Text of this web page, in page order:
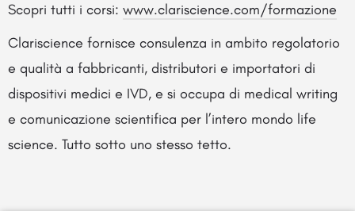
Scopri tutti i corsi: www.clariscience.com/formazione
Clariscience fornisce consulenza in ambito regolatorio
e qualità a fabbricanti, distributori e importatori di
dispositivi medici e IVD, e si occupa di medical writing
e comunicazione scientifica per l’intero mondo life
science. Tutto sotto uno stesso tetto.